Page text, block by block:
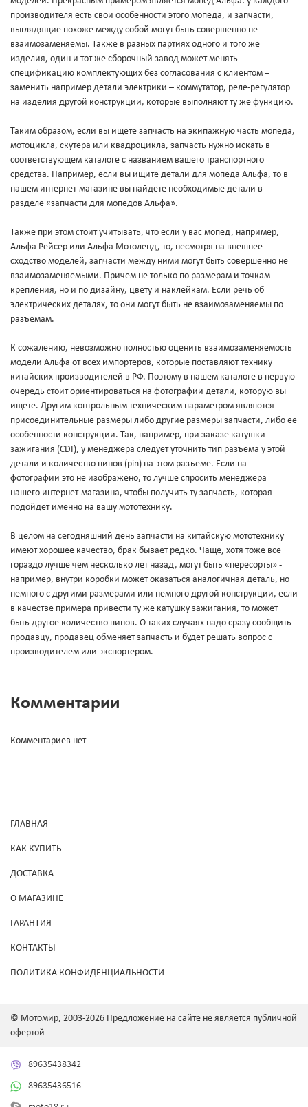
производителя есть свои особенности этого мопеда, и запчасти,
выглядящие похоже между собой могут быть совершенно не
взаимозаменяемы. Также в разных партиях одного и того же
изделия, один и тот же сборочный завод может менять
спецификацию комплектующих без согласования с клиентом –
заменить например детали электрики – коммутатор, реле-регулятор
на изделия другой конструкции, которые выполняют ту же функцию.
Таким образом, если вы ищете запчасть на экипажную часть мопеда,
мотоцикла, скутера или квадроцикла, запчасть нужно искать в
соответствующем каталоге с названием вашего транспортного
средства. Например, если вы ищите детали для мопеда Альфа, то в
нашем интернет-магазине вы найдете необходимые детали в
разделе «запчасти для мопедов Альфа».
Также при этом стоит учитывать, что если у вас мопед, например,
Альфа Рейсер или Альфа Мотоленд, то, несмотря на внешнее
сходство моделей, запчасти между ними могут быть совершенно не
взаимозаменяемыми. Причем не только по размерам и точкам
крепления, но и по дизайну, цвету и наклейкам. Если речь об
электрических деталях, то они могут быть не взаимозаменяемы по
разъемам.
К сожалению, невозможно полностью оценить взаимозаменяемость
модели Альфа от всех импортеров, которые поставляют технику
китайских производителей в РФ. Поэтому в нашем каталоге в первую
очередь стоит ориентироваться на фотографии детали, которую вы
ищете. Другим контрольным техническим параметром являются
присоединительные размеры либо другие размеры запчасти, либо ее
особенности конструкции. Так, например, при заказе катушки
зажигания (CDI), у менеджера следует уточнить тип разъема у этой
детали и количество пинов (pin) на этом разъеме. Если на
фотографии это не изображено, то лучше спросить менеджера
нашего интернет-магазина, чтобы получить ту запчасть, которая
подойдет именно на вашу мототехнику.
В целом на сегодняшний день запчасти на китайскую мототехнику
имеют хорошее качество, брак бывает редко. Чаще, хотя тоже все
гораздо лучше чем несколько лет назад, могут быть «пересорты» -
например, внутри коробки может оказаться аналогичная деталь, но
немного с другими размерами или немного другой конструкции, если
в качестве примера привести ту же катушку зажигания, то может
быть другое количество пинов. О таких случаях надо сразу сообщить
продавцу, продавец обменяет запчасть и будет решать вопрос с
производителем или экспортером.
Комментарии
Комментариев нет
ГЛАВНАЯ
КАК КУПИТЬ
ДОСТАВКА
О МАГАЗИНЕ
ГАРАНТИЯ
КОНТАКТЫ
ПОЛИТИКА КОНФИДЕНЦИАЛЬНОСТИ
© Мотомир, 2003-2026 Предложение на сайте не является публичной
офертой
89635438342
89635436516